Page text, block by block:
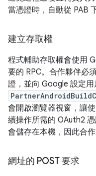
當憑證時，自動從 PAB
建立存取權
程式輔助存取權會使用
要的 RPC。合作夥伴必
證，並向 Google 設定
會開啟瀏覽器視窗，讓
續操作所需的 OAuth2
會儲存在本機，因此合
網址的 POST 要求